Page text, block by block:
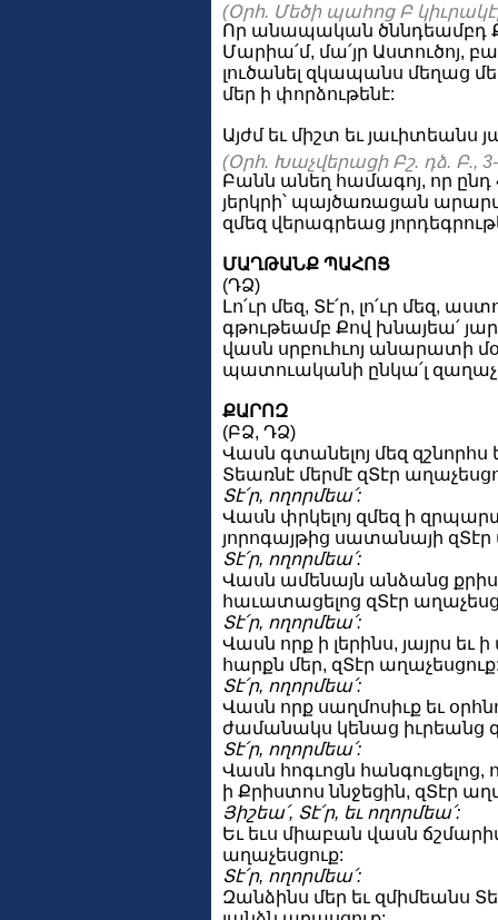
(Օրհ. Մեծի պահոց Բ
Որ անապական ծննդեամբդ
Մարիա՛մ, մա՛յր Աստուծոյ,
լուծանել զկապանս մեղաց
մեր ի փորձութենէ:
Այժմ եւ միշտ եւ յաւիտեանս
(Օրհ. Խաչվերացի Բշ. դձ. Բ.,
Բանն անեղ համագոյ, որ ընդ
յերկրի՝ պայծառացան
զմեզ վերագրեաց
ՄԱՂԹԱՆՔ ՊԱՀՈՑ
(ԴՁ)
Լո՛ւր մեզ, Տէ՛ր, լո՛ւր մեզ,
գթութեամբ Քով խնայեա՛
վասն սրբուհւոյ անարատի
պատուականի ընկա՛լ
ՔԱՐՈԶ
(ԲՁ, ԴՁ)
Վասն գտանելոյ մեզ զշնորհս
Տեառնէ մերմէ զՏէր
Տէ՛ր, ողորմեա՛:
Վասն փրկելոյ զմեզ ի
յորոգայթից սատանայի զՏէր
Տէ՛ր, ողորմեա՛:
Վասն ամենայն անձանց
հաւատացելոց զՏէր
Տէ՛ր, ողորմեա՛:
Վասն որք ի լերինս, յայրս
հարքն մեր, զՏէր
Տէ՛ր, ողորմեա՛:
Վասն որք սաղմոսիւք եւ
ժամանակս կենաց իւրեանց
Տէ՛ր, ողորմեա՛:
Վասն հոգւոցն
ի Քրիստոս ննջեցին, զՏէր
Յիշեա՛, Տէ՛ր, եւ ողորմեա՛:
Եւ եւս միաբան վասն
աղաչեսցուք:
Տէ՛ր, ողորմեա՛:
Զանձինս մեր եւ զմիմեանս